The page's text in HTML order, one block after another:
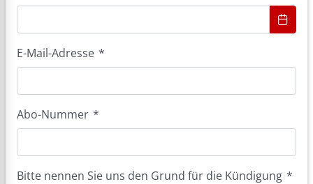
E-Mail-Adresse *
Abo-Nummer *
Bitte nennen Sie uns den Grund für die Kündigung *